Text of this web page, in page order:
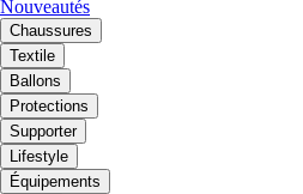
Nouveautés
Chaussures
Textile
Ballons
Protections
Supporter
Lifestyle
Équipements